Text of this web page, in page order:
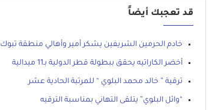
قد تعجبك أيضاً
خادم الحرمين الشريفين يشكر أمير وأهالي منطقة تبوك
أخضر الكاراتيه يحقق ببطولة قطر الدولية بـ11 ميدالية
ترقية ” خالد محمد البلوي “ للمرتبة الحادية عشر
“وائل البلوي” يتلقى التهاني بمناسبة الترقيه